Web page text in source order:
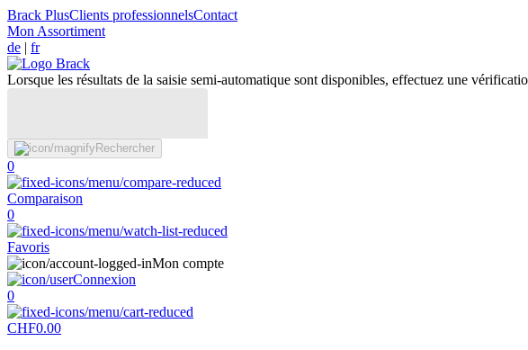
Brack PlusClients professionnelsContact
Mon Assortiment
de | fr
Lorsque les résultats de la saisie semi-automatique sont disponibles, effectuez une
Rechercher
0
Comparaison
0
Favoris
Mon compte
Connexion
0
CHF0.00